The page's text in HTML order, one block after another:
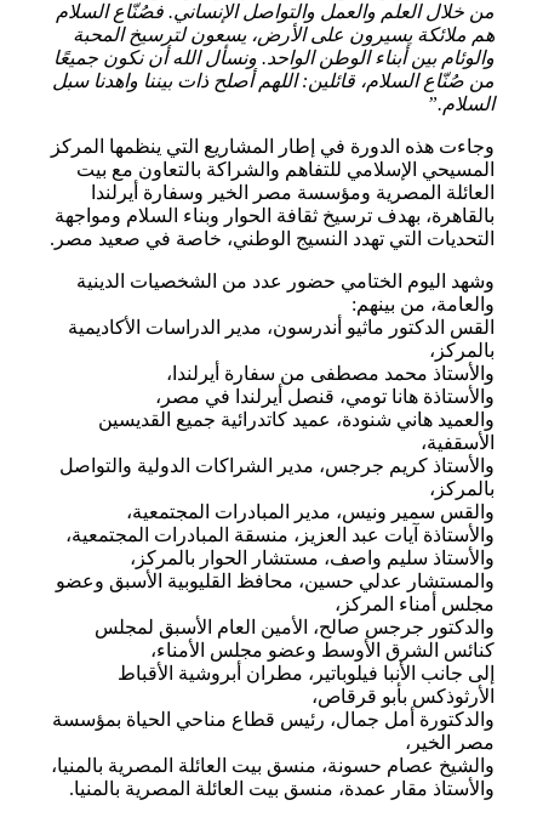
من خلال العلم والعمل والتواصل الإنساني. فصُنّاع السلام
هم ملائكة يسيرون على الأرض، يسعون لترسيخ المحبة
والوئام بين أبناء الوطن الواحد. ونسأل الله أن نكون جميعًا
من صُنّاع السلام، قائلين: اللهم أصلح ذات بيننا واهدنا سبل
السلام.”
وجاءت هذه الدورة في إطار المشاريع التي ينظمها المركز
المسيحي الإسلامي للتفاهم والشراكة بالتعاون مع بيت
العائلة المصرية ومؤسسة مصر الخير وسفارة أيرلندا
بالقاهرة، بهدف ترسيخ ثقافة الحوار وبناء السلام ومواجهة
التحديات التي تهدد النسيج الوطني، خاصة في صعيد مصر.
وشهد اليوم الختامي حضور عدد من الشخصيات الدينية
والعامة، من بينهم:
القس الدكتور ماثيو أندرسون، مدير الدراسات الأكاديمية
بالمركز،
والأستاذ محمد مصطفى من سفارة أيرلندا،
والأستاذة هانا تومي، قنصل أيرلندا في مصر،
والعميد هاني شنودة، عميد كاتدرائية جميع القديسين
الأسقفية،
والأستاذ كريم جرجس، مدير الشراكات الدولية والتواصل
بالمركز،
والقس سمير ونيس، مدير المبادرات المجتمعية،
والأستاذة آيات عبد العزيز، منسقة المبادرات المجتمعية،
والأستاذ سليم واصف، مستشار الحوار بالمركز،
والمستشار عدلي حسين، محافظ القليوبية الأسبق وعضو
مجلس أمناء المركز،
والدكتور جرجس صالح، الأمين العام الأسبق لمجلس
كنائس الشرق الأوسط وعضو مجلس الأمناء،
إلى جانب الأنبا فيلوباتير، مطران أبروشية الأقباط
الأرثوذكس بأبو قرقاص،
والدكتورة أمل جمال، رئيس قطاع مناحي الحياة بمؤسسة
مصر الخير،
والشيخ عصام حسونة، منسق بيت العائلة المصرية بالمنيا،
والأستاذ مقار عمدة، منسق بيت العائلة المصرية بالمنيا.